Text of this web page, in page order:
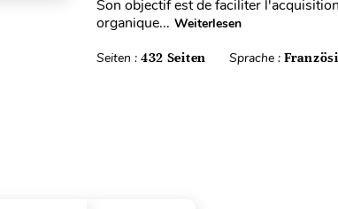
Son objectif est de faciliter
organique... Weiterlesen
Seiten : 432 Seiten Sprache :